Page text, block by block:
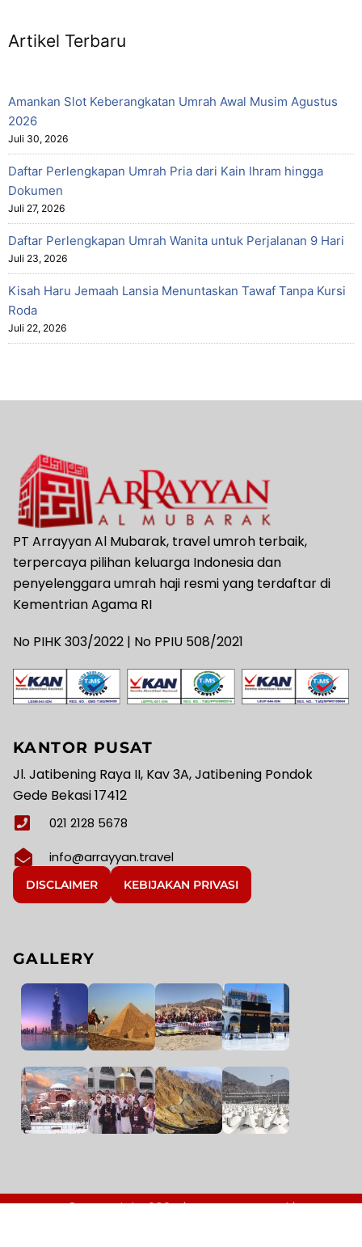
Artikel Terbaru
Amankan Slot Keberangkatan Umrah Awal Musim Agustus
2026
Juli 30, 2026
Daftar Perlengkapan Umrah Pria dari Kain Ihram hingga
Dokumen
Juli 27, 2026
Daftar Perlengkapan Umrah Wanita untuk Perjalanan 9 Hari
Juli 23, 2026
Kisah Haru Jemaah Lansia Menuntaskan Tawaf Tanpa Kursi
Roda
Juli 22, 2026
PT Arrayyan Al Mubarak, travel umroh terbaik,
terpercaya pilihan keluarga Indonesia dan
penyelenggara umrah haji resmi yang terdaftar di
Kementrian Agama RI
No PIHK 303/2022 | No PPIU 508/2021
KANTOR PUSAT
Jl. Jatibening Raya II, Kav 3A, Jatibening Pondok
Gede Bekasi 17412
021 2128 5678
info@arrayyan.travel
DISCLAIMER KEBIJAKAN PRIVASI
GALLERY
© Copyright 2024 | arrayyan.travel |